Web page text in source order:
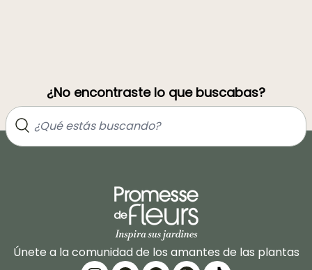
¿No encontraste lo que buscabas?
Únete a la comunidad de los amantes de las plantas